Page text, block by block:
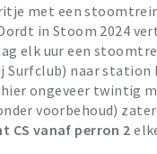
met een
in Stoom 2024
elk uur een
Surfclub) naar station
ongeveer twintig
voorbehoud)
CS vanaf perron 2